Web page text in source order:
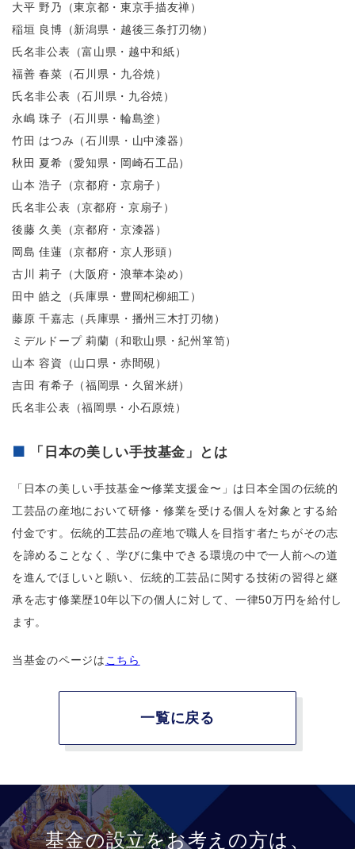
大平 野乃（東京都・東京手描友禅）
稲垣 良博（新潟県・越後三条打刃物）
氏名非公表（富山県・越中和紙）
福善 春菜（石川県・九谷焼）
氏名非公表（石川県・九谷焼）
永嶋 珠子（石川県・輪島塗）
竹田 はつみ（石川県・山中漆器）
秋田 夏希（愛知県・岡崎石工品）
山本 浩子（京都府・京扇子）
氏名非公表（京都府・京扇子）
後藤 久美（京都府・京漆器）
岡島 佳蓮（京都府・京人形頭）
古川 莉子（大阪府・浪華本染め）
田中 皓之（兵庫県・豊岡杞柳細工）
藤原 千嘉志（兵庫県・播州三木打刃物）
ミデルドープ 莉蘭（和歌山県・紀州箪笥）
山本 容資（山口県・赤間硯）
吉田 有希子（福岡県・久留米絣）
氏名非公表（福岡県・小石原焼）
「日本の美しい手技基金」とは
「日本の美しい手技基金〜修業支援金〜」は日本全国の伝統的
工芸品の産地において研修・修業を受ける個人を対象とする給
付金です。伝統的工芸品の産地で職人を目指す者たちがその志
を諦めることなく、学びに集中できる環境の中で一人前への道
を進んでほしいと願い、伝統的工芸品に関する技術の習得と継
承を志す修業歴10年以下の個人に対して、一律50万円を給付し
ます。
当基金のページは こちら
一覧に戻る
基金の設立をお考えの方は、